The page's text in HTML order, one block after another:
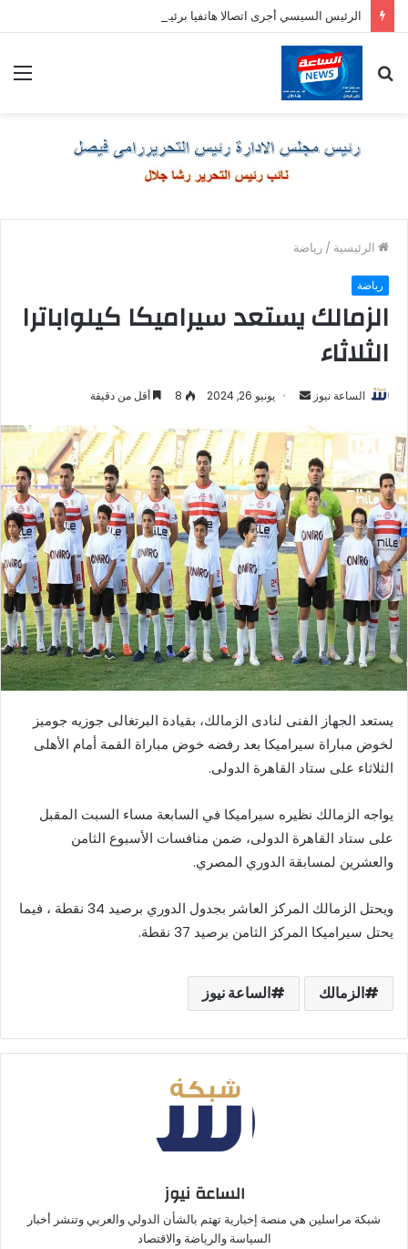
الرئيس السيسي أجرى اتصالا هاتفيا برئيس وزراء اليونان
عن
الرئيسية / رياضة
رياضة
الزمالك يستعد سيراميكا كيلواباترا
الثلاثاء
الساعة نيوز
أرسل
إلكترونيا
يونيو 26, 2024 8 أقل من دقيقة
يستعد الجهاز الفنى لنادى الزمالك، بقيادة البرتغالى جوزيه جوميز
لخوض مباراة سيراميكا بعد رفضه خوض مباراة القمة أمام الأهلى
الثلاثاء على ستاد القاهرة الدولى.
يواجه الزمالك نظيره سيراميكا في السابعة مساء السبت المقبل
على ستاد القاهرة الدولى، ضمن منافسات الأسبوع الثامن
والعشرين لمسابقة الدوري المصري.
ويحتل الزمالك المركز العاشر بجدول الدوري برصيد 34 نقطة ، فيما
يحتل سيراميكا المركز الثامن برصيد 37 نقطة.
الزمالك الساعة نيوز
الساعة نيوز
شبكة مراسلين هي منصة إخبارية تهتم بالشأن الدولي والعربي وتنشر أخبار
السياسة والرياضة والاقتصاد